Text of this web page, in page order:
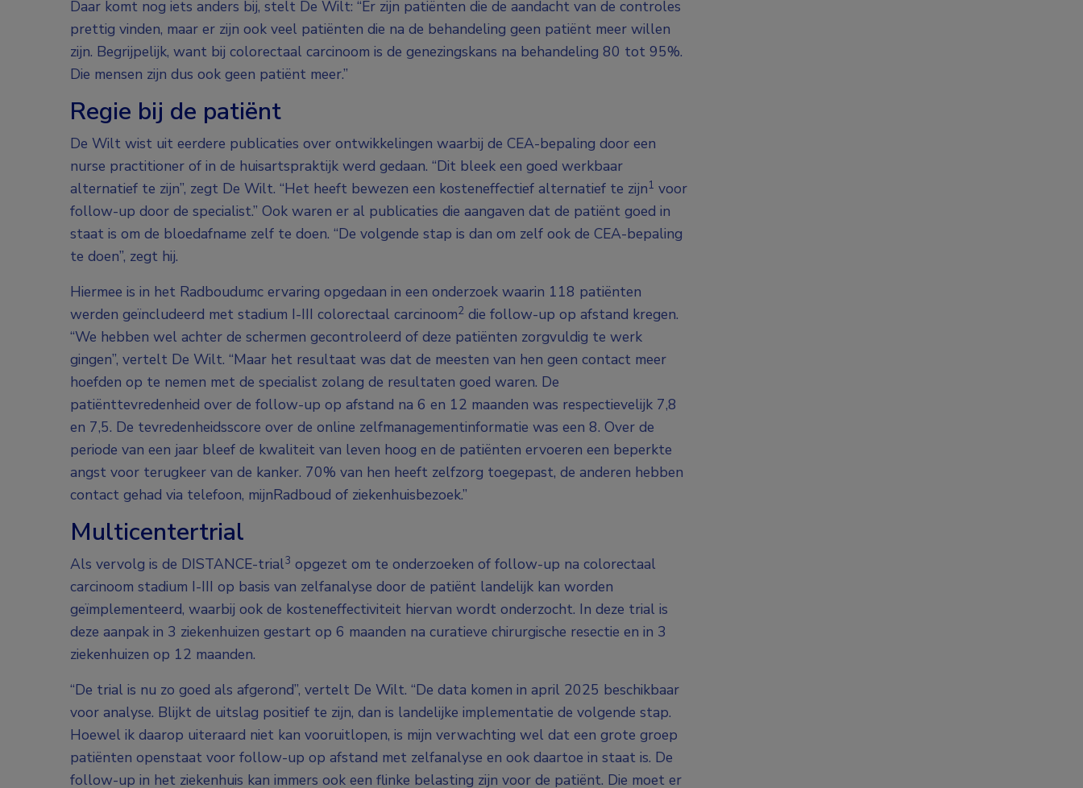
Daar komt nog iets anders bij, stelt De Wilt: “Er zijn patiënten die de aandacht van de controles
prettig vinden, maar er zijn ook veel patiënten die na de behandeling geen patiënt meer willen
zijn. Begrijpelijk, want bij colorectaal carcinoom is de genezingskans na behandeling 80 tot 95%.
Die mensen zijn dus ook geen patiënt meer.”
Regie bij de patiënt
De Wilt wist uit eerdere publicaties over ontwikkelingen waarbij de CEA-bepaling door een
nurse practitioner of in de huisartspraktijk werd gedaan. “Dit bleek een goed werkbaar
alternatief te zijn”, zegt De Wilt. “Het heeft bewezen een kosteneffectief alternatief te zijn1 voor
follow-up door de specialist.” Ook waren er al publicaties die aangaven dat de patiënt goed in
staat is om de bloedafname zelf te doen. “De volgende stap is dan om zelf ook de CEA-bepaling
te doen”, zegt hij.
Hiermee is in het Radboudumc ervaring opgedaan in een onderzoek waarin 118 patiënten
werden geïncludeerd met stadium I-III colorectaal carcinoom2 die follow-up op afstand kregen.
“We hebben wel achter de schermen gecontroleerd of deze patiënten zorgvuldig te werk
gingen”, vertelt De Wilt. “Maar het resultaat was dat de meesten van hen geen contact meer
hoefden op te nemen met de specialist zolang de resultaten goed waren. De
patiënttevredenheid over de follow-up op afstand na 6 en 12 maanden was respectievelijk 7,8
en 7,5. De tevredenheidsscore over de online zelfmanagementinformatie was een 8. Over de
periode van een jaar bleef de kwaliteit van leven hoog en de patiënten ervoeren een beperkte
angst voor terugkeer van de kanker. 70% van hen heeft zelfzorg toegepast, de anderen hebben
contact gehad via telefoon, mijnRadboud of ziekenhuisbezoek.”
Multicentertrial
Als vervolg is de DISTANCE-trial3 opgezet om te onderzoeken of follow-up na colorectaal
carcinoom stadium I-III op basis van zelfanalyse door de patiënt landelijk kan worden
geïmplementeerd, waarbij ook de kosteneffectiviteit hiervan wordt onderzocht. In deze trial is
deze aanpak in 3 ziekenhuizen gestart op 6 maanden na curatieve chirurgische resectie en in 3
ziekenhuizen op 12 maanden.
“De trial is nu zo goed als afgerond”, vertelt De Wilt. “De data komen in april 2025 beschikbaar
voor analyse. Blijkt de uitslag positief te zijn, dan is landelijke implementatie de volgende stap.
Hoewel ik daarop uiteraard niet kan vooruitlopen, is mijn verwachting wel dat een grote groep
patiënten openstaat voor follow-up op afstand met zelfanalyse en ook daartoe in staat is. De
follow-up in het ziekenhuis kan immers ook een flinke belasting zijn voor de patiënt. Die moet er